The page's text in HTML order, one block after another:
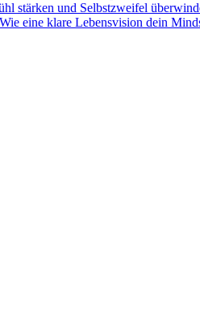
stärken und Selbstzweifel
eine klare Lebensvision dein